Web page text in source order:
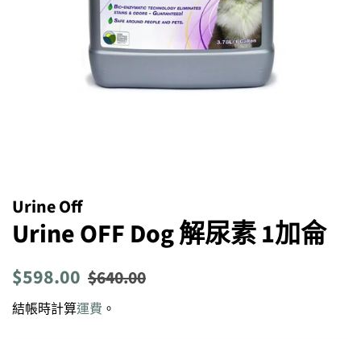
Urine Off
Urine OFF Dog 解尿素 1加侖
定
$598.00 售
$640.00
結帳時計算運費 。